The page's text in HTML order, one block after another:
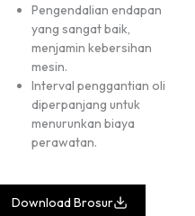
Pengendalian endapan
yang sangat baik,
menjamin kebersihan
mesin.
Interval penggantian oli
diperpanjang untuk
menurunkan biaya
perawatan.
Download Brosur